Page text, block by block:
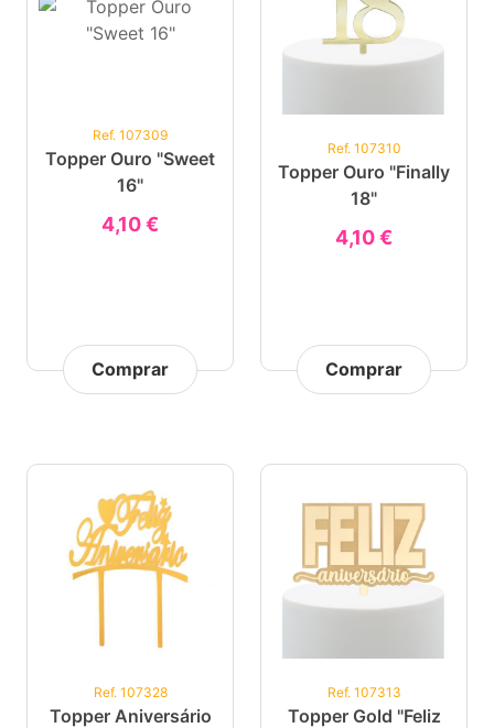
Ref. 107309
Topper Ouro "Sweet
16"
4,10 €
Comprar
Ref. 107310
Topper Ouro "Finally
18"
4,10 €
Comprar
Ref. 107328
Topper Aniversário
Ref. 107313
Topper Gold "Feliz